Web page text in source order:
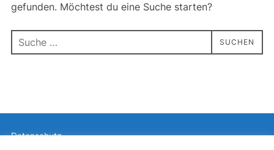
gefunden. Möchtest du eine Suche starten?
Suchen
nach:
SUCHEN
Datenschutz